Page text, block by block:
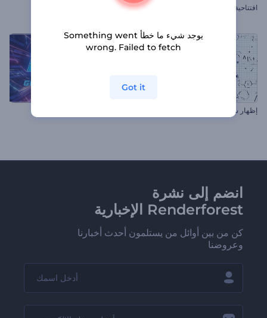
افتتاحية تصميمات النيون افتتاحية بطاقة عيد الحب
إظهار شعار الرسومات العلمية
انضم إلى نشرة
Renderforest الإخبارية
كن من بين أوائل من يستلمون أحدث أخبارنا
وعروضنا
يوجد شيء ما خطأ Something went
wrong. Failed to fetch
Got it